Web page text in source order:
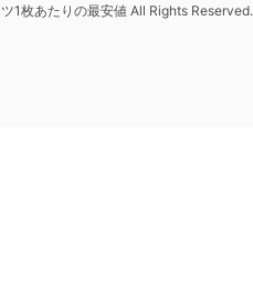
1枚あたりの最安値 All Rights Reserved.